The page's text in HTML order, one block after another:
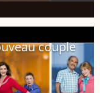
couple